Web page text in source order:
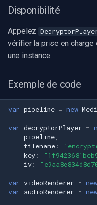
Disponibilité
Appelez
vérifier la prise en
une instance.
Exemple de code
var pipeline = new
var decryptorPlayer =
pipeline
filename :
key :
iv :
var videoRenderer = new
var audioRenderer = new